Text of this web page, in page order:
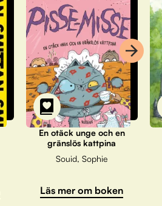
En otäck unge och en
gränslös kattpina
Souid, Sophie
Läs mer om boken